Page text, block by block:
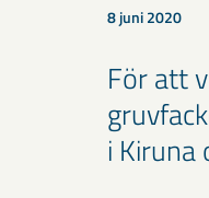
8 juni 2020
För att
i Kiruna